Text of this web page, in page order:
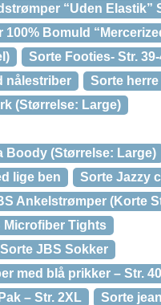
“Uden Elastik”
Bomuld
Sorte Footies- Str.
nålestriber
Sorte
(Størrelse: Large)
Boody (Størrelse: Large)
lige ben
Sorte Jazzy
Ankelstrømper (Korte
Microfiber Tights
Sorte JBS Sokker
med blå prikker – Str.
– Str. 2XL
Sorte